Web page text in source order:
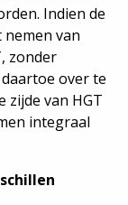
Indien de
van
zonder
over te
zijde van HGT
integraal